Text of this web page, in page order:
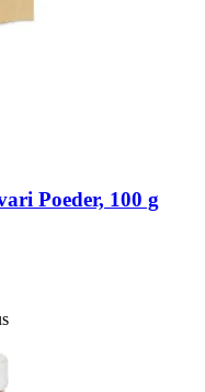
Poeder, 100 g